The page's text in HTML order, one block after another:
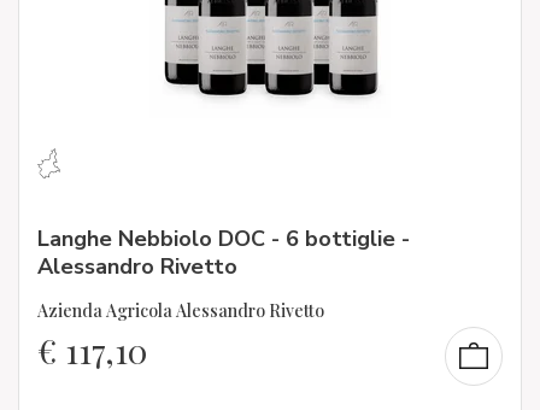
Langhe Nebbiolo DOC - 6 bottiglie -
Alessandro Rivetto
Azienda Agricola Alessandro Rivetto
€ 117,10